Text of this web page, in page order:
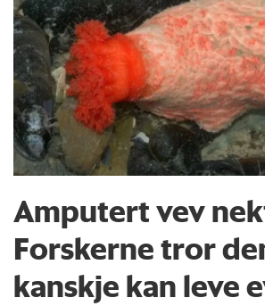
Amputert vev
Forskerne tror
kanskje kan leve